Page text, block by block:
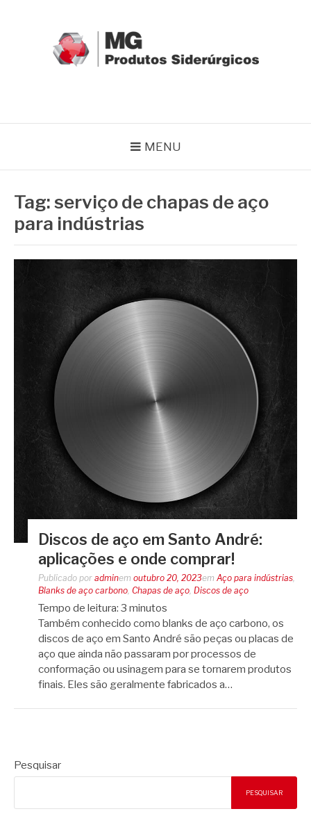
MENU
Tag:serviço de chapas de aço
para indústrias
Discos de aço em Santo André:
aplicações e onde comprar!
Publicado por adminem outubro 20, 2023em Aço para indústrias,
Blanks de aço carbono, Chapas de aço, Discos de aço
Tempo de leitura: 3 minutos
Também conhecido como blanks de aço carbono, os
discos de aço em Santo André são peças ou placas de
aço que ainda não passaram por processos de
conformação ou usinagem para se tornarem produtos
finais. Eles são geralmente fabricados a…
Pesquisar
PESQUISAR